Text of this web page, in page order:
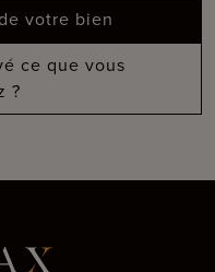
votre bien
ce que vous
?